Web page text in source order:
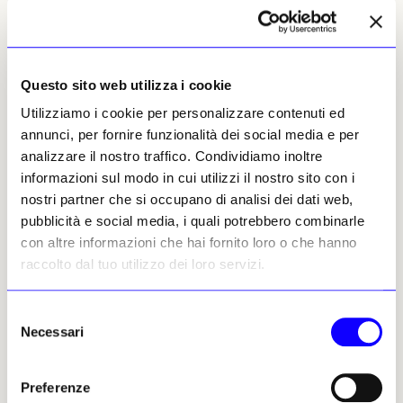
Questo sito web utilizza i cookie
Utilizziamo i cookie per personalizzare contenuti ed
annunci, per fornire funzionalità dei social media e per
analizzare il nostro traffico. Condividiamo inoltre
informazioni sul modo in cui utilizzi il nostro sito con i
nostri partner che si occupano di analisi dei dati web,
pubblicità e social media, i quali potrebbero combinarle
con altre informazioni che hai fornito loro o che hanno
raccolto dal tuo utilizzo dei loro servizi.
delNecessari
Preferenze
Situata circa un chilometro a nord
delle fosse sacrificali precedentemente dissotterrate,
significativo negli scavi archeologici di Sanxingdui
materie prime trovate a Sanxingdui, sulle tecniche
utilizzate per la loro lavorazione e sui processi di
archeologi al lavoro nel sito.
Redazione
tomba del Cerbero
Nel sarcofago rimasto chiuso duemila
anni rinvenuto un corpo inumato in